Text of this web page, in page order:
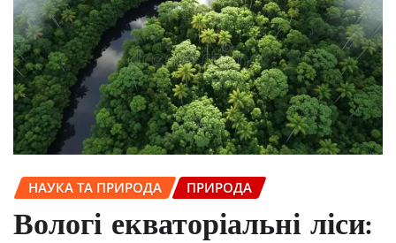
НАУКА ТА ПРИРОДА ПРИРОДА
Вологі екваторіальні ліси: